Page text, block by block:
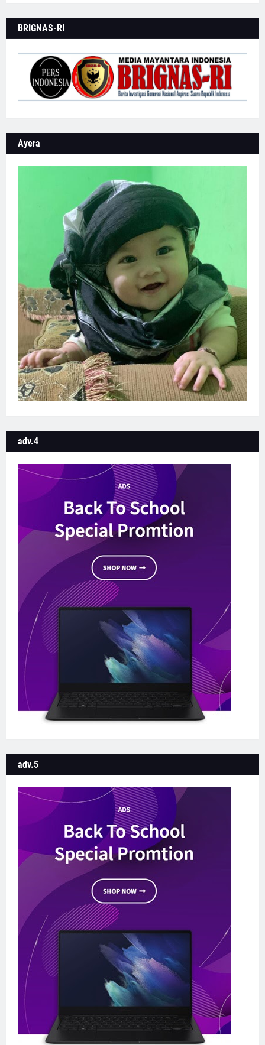
BRIGNAS-RI
Ayera
adv.4
adv.5